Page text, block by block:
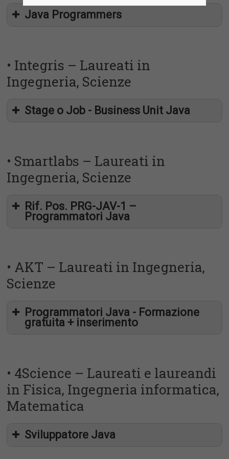
selezione.candidati@tsi-srl.it
https://joblink.allibo.com/ats2/job-offer.aspx?
Java Programmers
jobs@key2.it
• Integris – Laureati in
Ingegneria, Scienze
Stage o Job - Business Unit Java
• Smartlabs – Laureati in
Ingegneria, Scienze
Rif. Pos. PRG-JAV-1 –
Programmatori Java
• AKT – Laureati in Ingegneria,
Scienze
Programmatori Java - Formazione
gratuita + inserimento
• 4Science – Laureati e laureandi
in Fisica, Ingegneria informatica,
Matematica
Sviluppatore Java